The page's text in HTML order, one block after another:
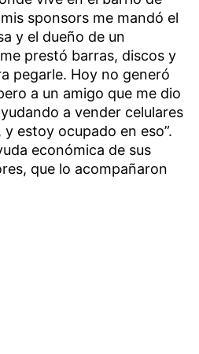
sponsors me mandó el
y el dueño de un
prestó barras, discos y
pegarle. Hoy no generó
a un amigo que me dio
a vender celulares
estoy ocupado en eso”.
económica de sus
que lo acompañaron